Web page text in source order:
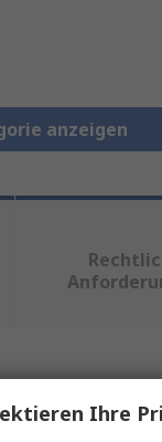
anzeigen
oder mehrere
Ihre